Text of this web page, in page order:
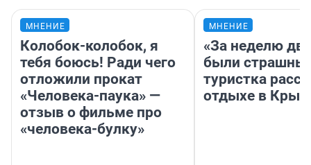
МНЕНИЕ
Колобок-колобок, я
тебя боюсь! Ради чего
отложили прокат
«Человека-паука» —
отзыв о фильме про
«человека-булку»
МНЕНИЕ
«За неделю
были
туристка
отдыхе в